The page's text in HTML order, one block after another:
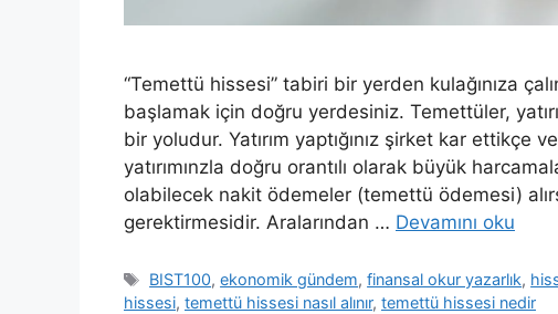
“Temettü hissesi” tabiri bir yerden kulağınıza
başlamak için doğru yerdesiniz. Temettüler,
bir yoludur. Yatırım yaptığınız şirket kar ettikçe
yatırımınzla doğru orantılı olarak büyük
olabilecek nakit ödemeler (temettü ödemesi)
gerektirmesidir. Aralarından … Devamını oku
Etiketler
BIST100,ekonomik gündem,finansal okur yazarlık,
hissesi, temettü hissesi nasıl alınır, temettü hissesi nedir